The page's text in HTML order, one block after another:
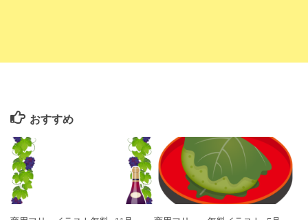
おすすめ